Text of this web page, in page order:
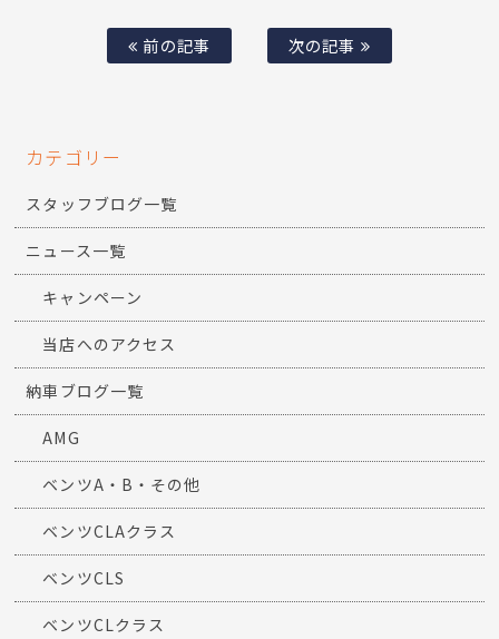
前の記事 次の記事
カテゴリー
スタッフブログ一覧
ニュース一覧
キャンペーン
当店へのアクセス
納車ブログ一覧
AMG
ベンツA・B・その他
ベンツCLAクラス
ベンツCLS
ベンツCLクラス